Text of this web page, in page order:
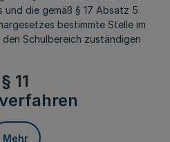
und die gemäß § 17 Absatz 5
bestimmte Stelle im
Schulbereich zuständigen
§ 11
Mehr